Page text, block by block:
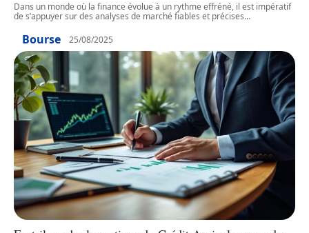
Dans un monde où la finance évolue à un rythme effréné, il est impératif
de s’appuyer sur des analyses de marché fiables et précises…
Bourse 25/08/2025